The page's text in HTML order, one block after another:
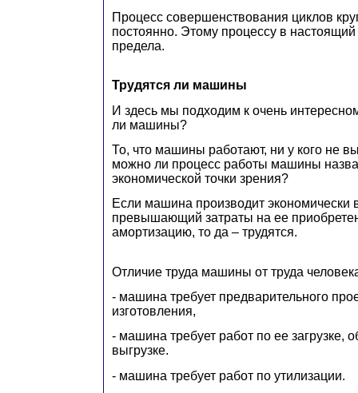
Процесс совершенствования циклов
постоянно. Этому процессу в
предела.
Трудятся ли машины
И здесь мы подходим к очень
ли машины?
То, что машины работают, ни у кого не
можно ли процесс работы машины
экономической точки зрения?
Если машина производит экономически
превышающий затраты на ее
амортизацию, то да – трудятся.
Отличие труда машины от труда
- машина требует предварительного
изготовления,
- машина требует работ по ее загрузке,
выгрузке.
- машина требует работ по утилизации.